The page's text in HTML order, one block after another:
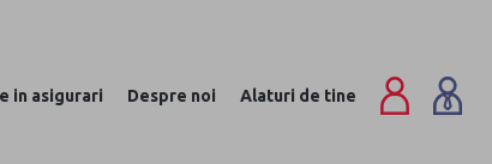
in asigurari Despre noi Alaturi de tine